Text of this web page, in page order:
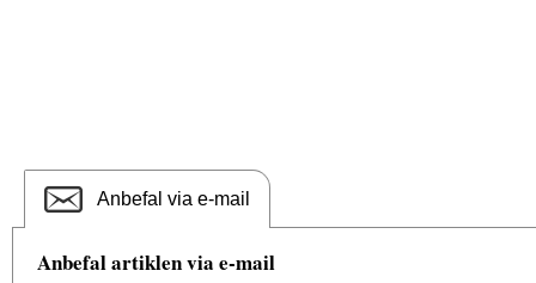
Anbefal via e-mail
Anbefal artiklen via e-mail